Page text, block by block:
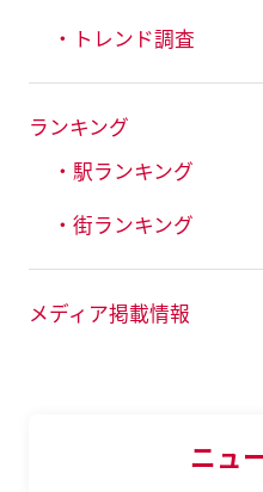
・トレンド調査
ランキング
・駅ランキング
・街ランキング
メディア掲載情報
ニュ